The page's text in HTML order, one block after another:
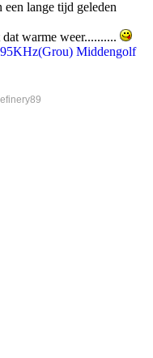
lange tijd geleden
warme weer..........
Middengolf